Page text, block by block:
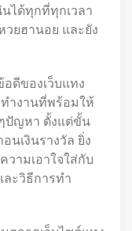
ได้ทุกที่ทุกเวลา
วยฮานอย และยัง
ดีของเว็บแทง
ำงานที่พร้อมให้
ปัญหา ตั้งแต่ขั้น
นเงินรางวัล ยิ่ง
ามเอาใจใส่กับ
ะวิธีการทำ